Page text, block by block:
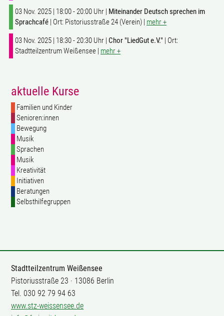
03 Nov. 2025 | 18:00 - 20:00 Uhr | Miteinander Deutsch sprechen im
Sprachcafé | Ort: Pistoriusstraße 24 (Verein) | mehr +
03 Nov. 2025 | 18:30 - 20:30 Uhr | Chor "LiedGut e.V." | Ort:
Stadtteilzentrum Weißensee | mehr +
aktuelle Kurse
Familien und Kinder
Senioren:innen
Bewegung
Musik
Sprachen
Musik
Kreativität
Initiativen
Beratungen
Selbsthilfegruppen
Stadtteilzentrum Weißensee
Pistoriusstraße 23 · 13086 Berlin
Tel. 030 92 79 94 63
www.stz-weissensee.de